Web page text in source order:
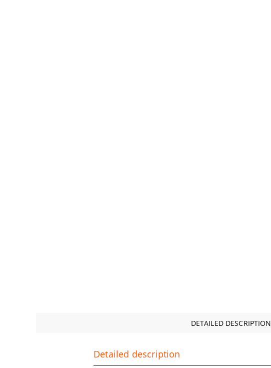
DETAILED DESCRIPTION
Detailed description